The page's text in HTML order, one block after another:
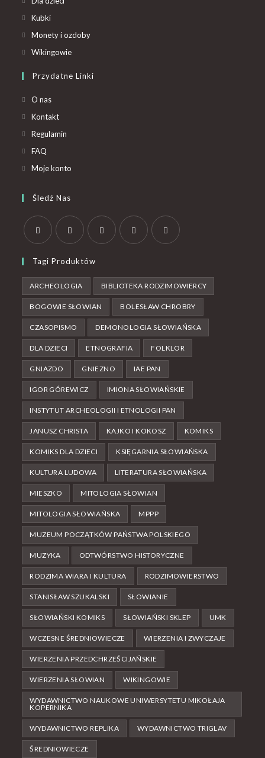
Kubki
Monety i ozdoby
Wikingowie
Przydatne Linki
O nas
Kontakt
Regulamin
FAQ
Moje konto
Śledź Nas
Tagi Produktów
ARCHEOLOGIA BIBLIOTEKA RODZIMOWIERCY
BOGOWIE SŁOWIAN BOLESŁAW CHROBRY
CZASOPISMO DEMONOLOGIA SŁOWIAŃSKA
DLA DZIECI ETNOGRAFIA FOLKLOR
GNIAZDO GNIEZNO IAE PAN
IGOR GÓREWICZ IMIONA SŁOWIAŃSKIE
INSTYTUT ARCHEOLOGII I ETNOLOGII PAN
JANUSZ CHRISTA KAJKO I KOKOSZ KOMIKS
KOMIKS DLA DZIECI KSIĘGARNIA SŁOWIAŃSKA
KULTURA LUDOWA LITERATURA SŁOWIAŃSKA
MIESZKO MITOLOGIA SŁOWIAN
MITOLOGIA SŁOWIAŃSKA MPPP
MUZEUM POCZĄTKÓW PAŃSTWA POLSKIEGO
MUZYKA ODTWÓRSTWO HISTORYCZNE
RODZIMA WIARA I KULTURA RODZIMOWIERSTWO
STANISŁAW SZUKALSKI SŁOWIANIE
SŁOWIAŃSKI KOMIKS SŁOWIAŃSKI SKLEP UMK
WCZESNE ŚREDNIOWIECZE WIERZENIA I ZWYCZAJE
WIERZENIA PRZEDCHRZEŚCIJAŃSKIE
WIERZENIA SŁOWIAN WIKINGOWIE
WYDAWNICTWO NAUKOWE UNIWERSYTETU MIKOŁAJA
KOPERNIKA
WYDAWNICTWO REPLIKA WYDAWNICTWO TRIGLAV
ŚREDNIOWIECZE